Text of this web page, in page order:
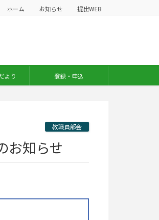
ホーム お知らせ 提出WEB
より 登録・申込
教職員部会
お知らせ